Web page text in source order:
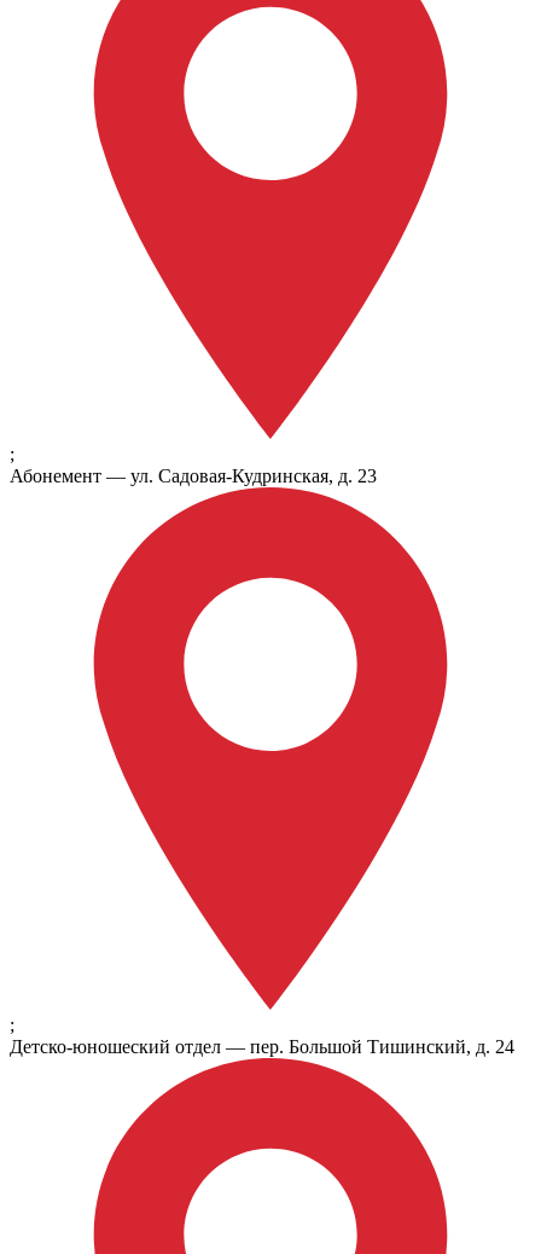
;
Абонемент — ул. Садовая-Кудринская, д. 23
;
Детско-юношеский отдел — пер. Большой Тишинский, д. 24